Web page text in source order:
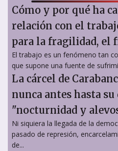
Cómo y por qué ha
relación con el
para la fragilidad, el
El trabajo es un fenómeno tan
que supone una fuente de
La cárcel de
nunca antes hasta
"nocturnidad y
Ni siquiera la llegada de la
pasado de represión,
de...